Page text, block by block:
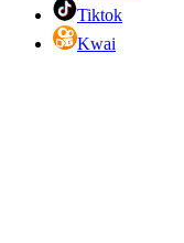
Tiktok
Kwai